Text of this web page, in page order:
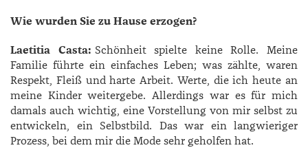
Wie wurden Sie zu Hause erzogen?
Laetitia Casta: Schönheit spielte keine Rolle. Meine
Familie führte ein einfaches Leben; was zählte, waren
Respekt, Fleiß und harte Arbeit. Werte, die ich heute an
meine Kinder weitergebe. Allerdings war es für mich
damals auch wichtig, eine Vorstellung von mir selbst zu
entwickeln, ein Selbstbild. Das war ein langwieriger
Prozess, bei dem mir die Mode sehr geholfen hat.